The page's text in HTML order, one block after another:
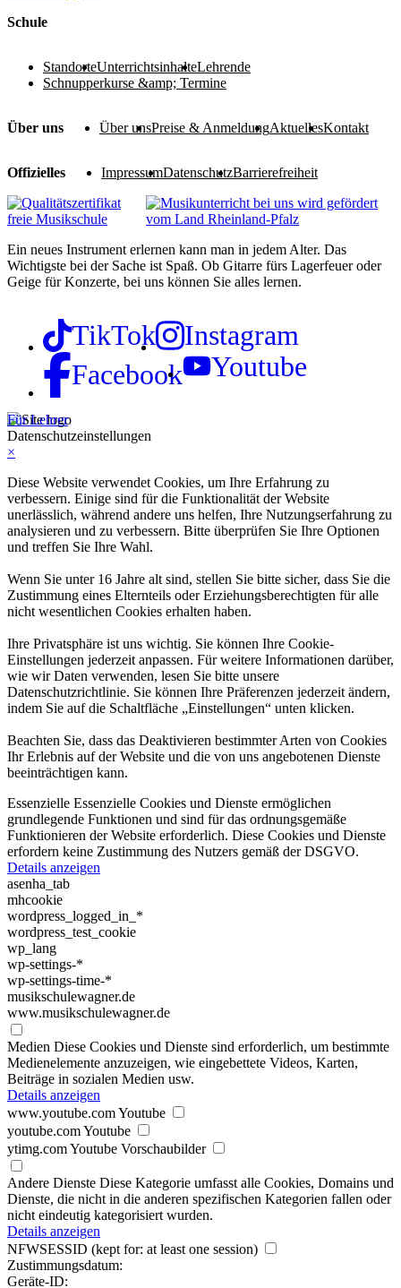
Schule
StandorteUnterrichtsinhalteLehrende
Schnupperkurse &amp; Termine
Über uns Über unsPreise & AnmeldungAktuellesKontakt
Offizielles ImpressumDatenschutzBarrierefreiheit
Ein neues Instrument erlernen kann man in jedem Alter. Das
Wichtigste bei der Sache ist Spaß. Ob Gitarre fürs Lagerfeuer oder
Geige für Konzerte, bei uns können Sie alles lernen.
TikTok
Instagram
Facebook
Youtube
Für Lehrer
Datenschutzeinstellungen
×
Diese Website verwendet Cookies, um Ihre Erfahrung zu
verbessern. Einige sind für die Funktionalität der Website
unerlässlich, während andere uns helfen, Ihre Nutzungserfahrung zu
analysieren und zu verbessern. Bitte überprüfen Sie Ihre Optionen
und treffen Sie Ihre Wahl.
Wenn Sie unter 16 Jahre alt sind, stellen Sie bitte sicher, dass Sie die
Zustimmung eines Elternteils oder Erziehungsberechtigten für alle
nicht wesentlichen Cookies erhalten haben.
Ihre Privatsphäre ist uns wichtig. Sie können Ihre Cookie-
Einstellungen jederzeit anpassen. Für weitere Informationen darüber,
wie wir Daten verwenden, lesen Sie bitte unsere
Datenschutzrichtlinie. Sie können Ihre Präferenzen jederzeit ändern,
indem Sie auf die Schaltfläche „Einstellungen“ unten klicken.
Beachten Sie, dass das Deaktivieren bestimmter Arten von Cookies
Ihr Erlebnis auf der Website und die von uns angebotenen Dienste
beeinträchtigen kann.
Essenzielle Essenzielle Cookies und Dienste ermöglichen
grundlegende Funktionen und sind für das ordnungsgemäße
Funktionieren der Website erforderlich. Diese Cookies und Dienste
erfordern keine Zustimmung des Nutzers gemäß der DSGVO.
Details anzeigen
asenha_tab
mhcookie
wordpress_logged_in_*
wordpress_test_cookie
wp_lang
wp-settings-*
wp-settings-time-*
musikschulewagner.de
www.musikschulewagner.de
Medien Diese Cookies und Dienste sind erforderlich, um bestimmte
Medienelemente anzuzeigen, wie eingebettete Videos, Karten,
Beiträge in sozialen Medien usw.
Details anzeigen
www.youtube.comYoutube
youtube.comYoutube
ytimg.comYoutube Vorschaubilder
Andere Dienste Diese Kategorie umfasst alle Cookies, Domains und
Dienste, die nicht in die anderen spezifischen Kategorien fallen oder
nicht eindeutig kategorisiert wurden.
Details anzeigen
NFWSESSID (kept for: at least one session)
Zustimmungsdatum:
Geräte-ID: